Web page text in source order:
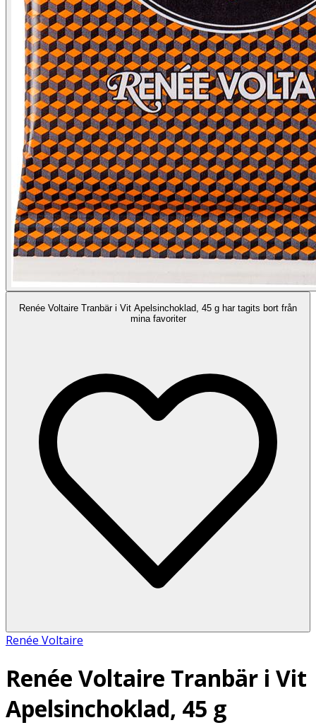
Renée Voltaire Tranbär i Vit Apelsinchoklad, 45 g har tagits bort från
mina favoriter
Renée Voltaire
Renée Voltaire Tranbär i Vit
Apelsinchoklad, 45 g